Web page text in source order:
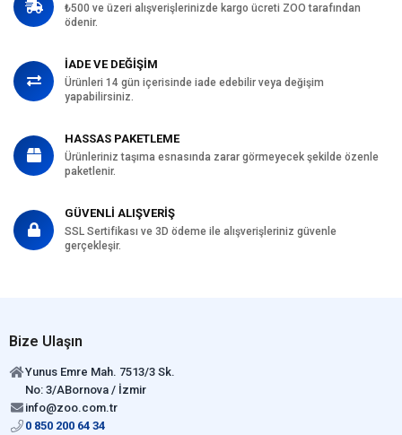
₺500 ve üzeri alışverişlerinizde kargo ücreti ZOO tarafından
ödenir.
İADE VE DEĞİŞİM
Ürünleri 14 gün içerisinde iade edebilir veya değişim
yapabilirsiniz.
HASSAS PAKETLEME
Ürünleriniz taşıma esnasında zarar görmeyecek şekilde özenle
paketlenir.
GÜVENLİ ALIŞVERİŞ
SSL Sertifikası ve 3D ödeme ile alışverişleriniz güvenle
gerçekleşir.
Bize Ulaşın
Yunus Emre Mah. 7513/3 Sk.
No: 3/ABornova / İzmir
info@zoo.com.tr
0 850 200 64 34